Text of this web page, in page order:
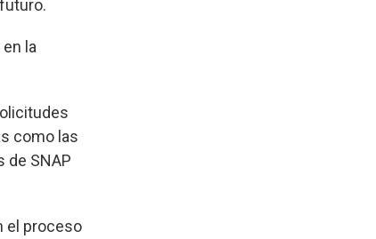
la
como las
de SNAP
el proceso